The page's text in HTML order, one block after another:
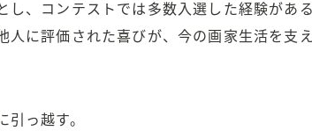
し、コンテストでは多数入選した経験がある
人に評価された喜びが、今の画家生活を支え
引っ越す。